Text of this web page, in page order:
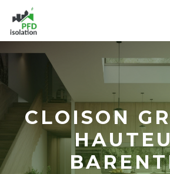
CLOISON
Panneau de gestion des cookies